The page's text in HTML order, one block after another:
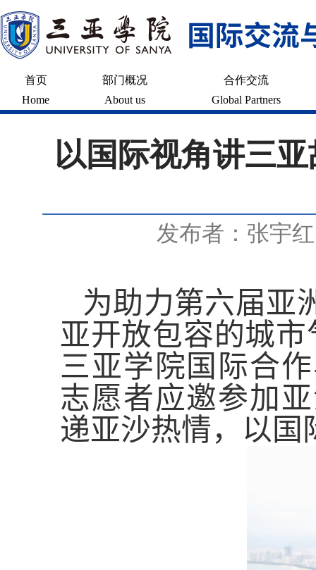
首页
Home
部门概况
About us
合作交流
Global Partners
以国际视角讲三
发布者：张宇红
为助力第六届亚
亚开放包容的城
三亚学院国际合
志愿者应邀参加
递亚沙热情，以国